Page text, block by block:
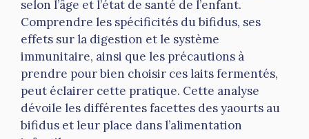
selon l’âge et l’état de santé de l’enfant.
Comprendre les spécificités du bifidus, ses
effets sur la digestion et le système
immunitaire, ainsi que les précautions à
prendre pour bien choisir ces laits fermentés,
peut éclairer cette pratique. Cette analyse
dévoile les différentes facettes des yaourts au
bifidus et leur place dans l’alimentation